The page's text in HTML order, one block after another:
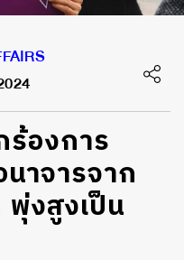
ร้องการ
าจารจาก
งสูงเป็น